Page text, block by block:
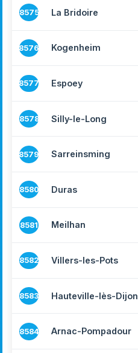
8575 La Bridoire
8576 Kogenheim
8577 Espoey
8578 Silly-le-Long
8579 Sarreinsming
8580 Duras
8581 Meilhan
8582 Villers-les-Pots
8583 Hauteville-lès-Dijon
8584 Arnac-Pompadour